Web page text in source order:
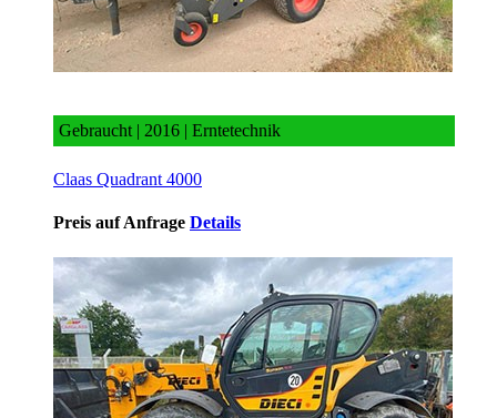
Gebraucht | 2016 | Erntetechnik
Claas Quadrant 4000
Preis auf Anfrage Details